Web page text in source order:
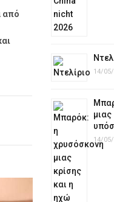
από
14/
14/